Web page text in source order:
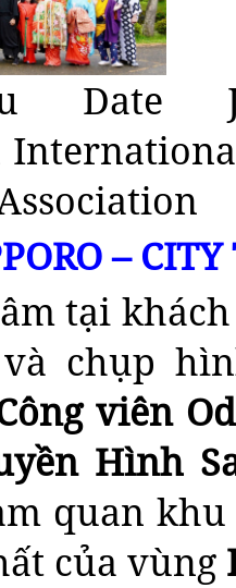
–
tại
chụp
viên
Hình
quan
của vùng